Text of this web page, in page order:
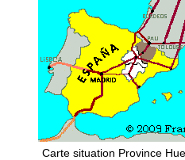
Carte situation Province